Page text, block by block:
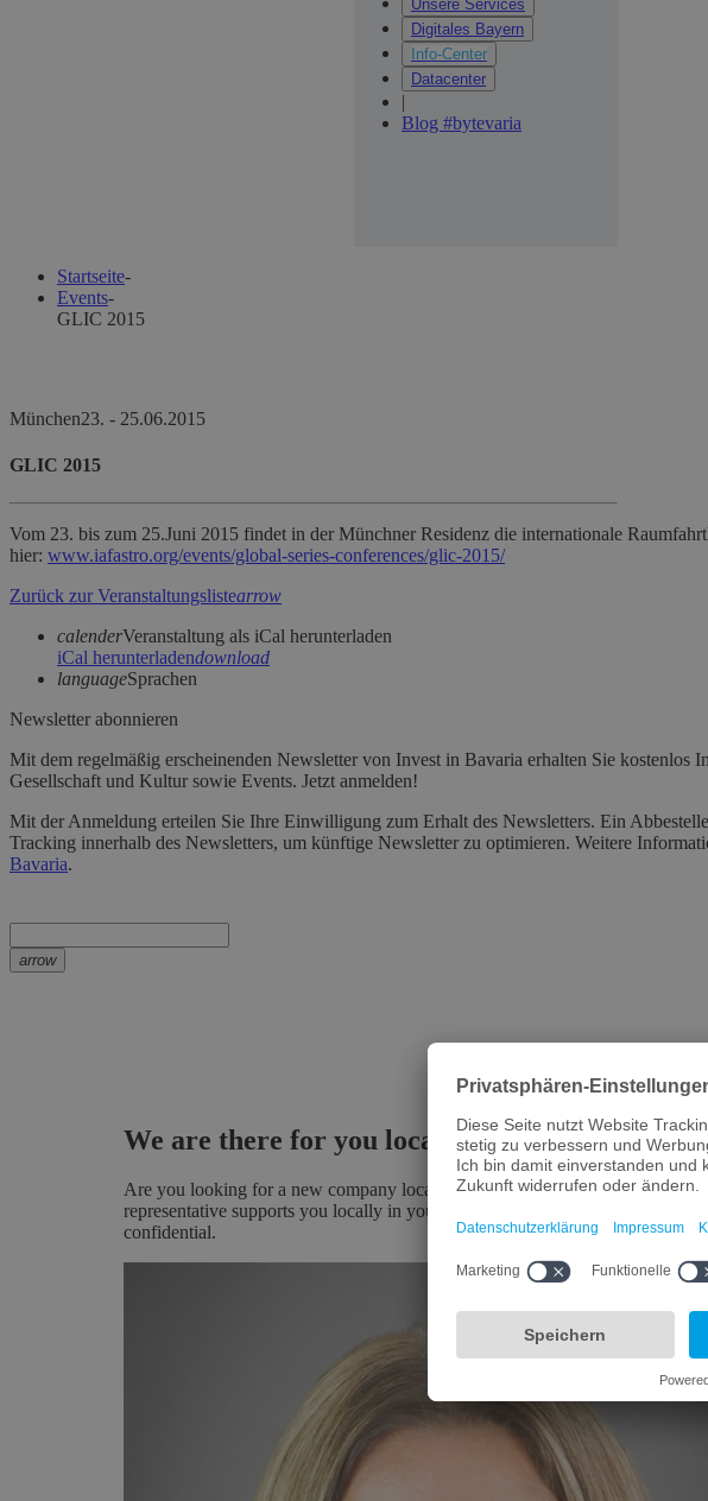
Unsere Services
Digitales Bayern
Info-Center
Datacenter
|
Blog #bytevaria
Startseite-
Events-
GLIC 2015
München23. - 25.06.2015
GLIC 2015
Vom 23. bis zum 25.Juni 2015 findet in der Münchner Residenz die internationale
hier: www.iafastro.org/events/global-series-conferences/glic-2015/
Zurück zur Veranstaltungslistearrow
calenderVeranstaltung als iCal herunterladen
iCal herunterladendownload
languageSprachen
Newsletter abonnieren
Mit dem regelmäßig erscheinenden Newsletter von Invest in Bavaria erhalten Sie kostenlos
Gesellschaft und Kultur sowie Events. Jetzt anmelden!
Mit der Anmeldung erteilen Sie Ihre Einwilligung zum Erhalt des Newsletters. Ein
Tracking innerhalb des Newsletters, um künftige Newsletter zu optimieren. Weitere
Bavaria.
arrow
We are there for you locally, worldwide
Are you looking for a new company location? We provide you with all the
representative supports you locally in your national language. In addition,
confidential.